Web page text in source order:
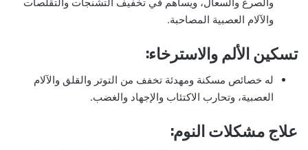
والآلام العصبية المصاحبة.
تسكين الألم والاسترخاء:
له خصائص مسكنة ومهدئة تخفف من التوتر والقلق والآلام
العصبية، وتحارب الاكتئاب والإجهاد والغضب.
علاج مشكلات النوم: